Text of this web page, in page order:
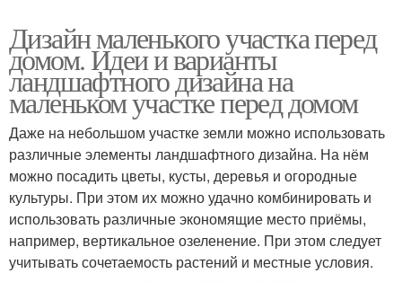
Дизайн маленького участка перед
домом. Идеи и варианты
ландшафтного дизайна на
маленьком участке перед домом
Даже на небольшом участке земли можно использовать
различные элементы ландшафтного дизайна. На нём
можно посадить цветы, кусты, деревья и огородные
культуры. При этом их можно удачно комбинировать и
использовать различные экономящие место приёмы,
например, вертикальное озеленение. При этом следует
учитывать сочетаемость растений и местные условия.